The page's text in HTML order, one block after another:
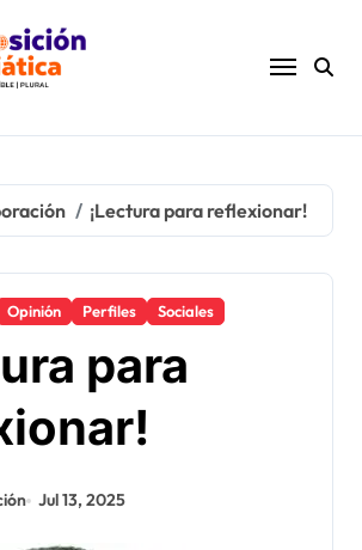
¡Lectura para reflexionar!
Opinión Perfiles Sociales
para
Jul 13, 2025